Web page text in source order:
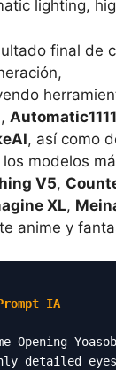
lighting,
final de
, Automatic1111
, así como
los modelos
V5,
XL,
anime y
IA
Opening
detailed